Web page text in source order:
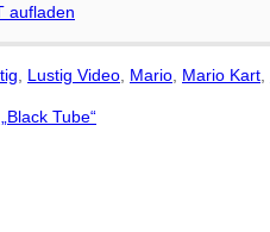
aufladen
Lustig Video Mario Mario Kart
Tube“